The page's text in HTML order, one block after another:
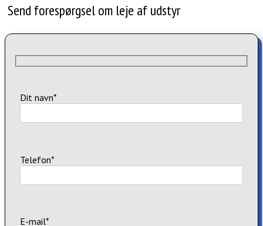
Send forespørgsel om leje af udstyr
Dit navn*
Telefon*
E-mail*